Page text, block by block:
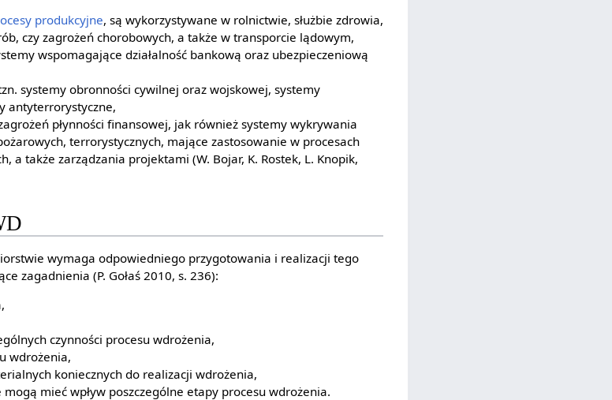
produkcyjne, są wykorzystywane w rolnictwie, służbie zdrowia,
czy zagrożeń chorobowych, a także w transporcie lądowym,
wspomagające działalność bankową oraz ubezpieczeniową
systemy obronności cywilnej oraz wojskowej, systemy
antyterrorystyczne,
płynności finansowej, jak również systemy wykrywania
terrorystycznych, mające zastosowanie w procesach
a także zarządzania projektami (W. Bojar, K. Rostek, L. Knopik,
wymaga odpowiedniego przygotowania i realizacji tego
zagadnienia (P. Gołaś 2010, s. 236):
czynności procesu wdrożenia,
wdrożenia,
koniecznych do realizacji wdrożenia,
mieć wpływ poszczególne etapy procesu wdrożenia.